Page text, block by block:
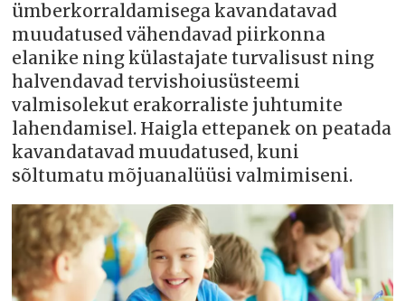
ümberkorraldamisega kavandatavad
muudatused vähendavad piirkonna
elanike ning külastajate turvalisust ning
halvendavad tervishoiusüsteemi
valmisolekut erakorraliste juhtumite
lahendamisel. Haigla ettepanek on peatada
kavandatavad muudatused, kuni
sõltumatu mõjuanalüüsi valmimiseni.